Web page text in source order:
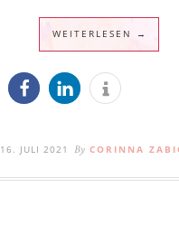
WEITERLESEN →
16. JULI 2021 By CORINNA